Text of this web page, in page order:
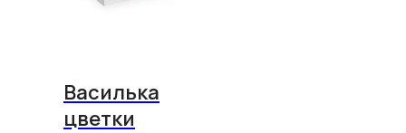
Василька
цветки